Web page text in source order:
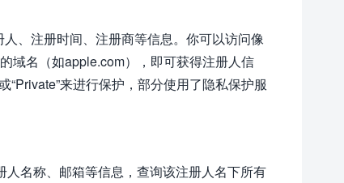
、注册时间、注册商等信息。你可以访问像
域名（如apple.com），即可获得注册人信
“Private”来进行保护，部分使用了隐私保护服
人名称、邮箱等信息，查询该注册人名下所有